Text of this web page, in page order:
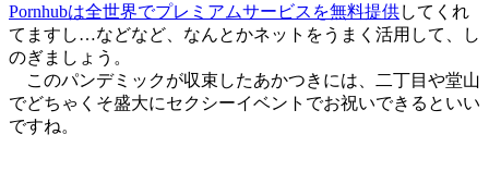
Pornhubは全世界でプレミアムサービスを無料提供してくれ
てますし…などなど、なんとかネットをうまく活用して、し
のぎましょう。
このパンデミックが収束したあかつきには、二丁目や堂山
でどちゃくそ盛大にセクシーイベントでお祝いできるといい
ですね。